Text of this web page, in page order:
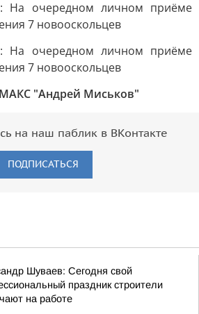
"Андрей Миськов"
на наш паблик в ВКонтакте
ПОДПИСАТЬСЯ
Шуваев: Сегодня свой
праздник строители
на работе